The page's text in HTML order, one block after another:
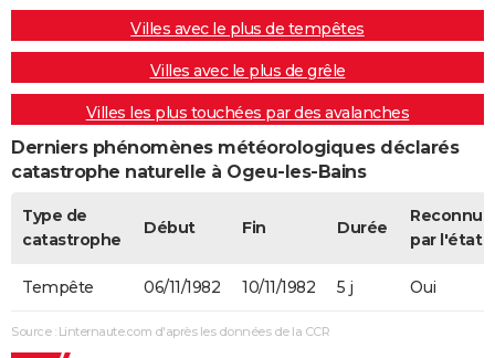
Villes avec le plus de tempêtes
Villes avec le plus de grêle
Villes les plus touchées par des avalanches
Derniers phénomènes météorologiques déclarés
catastrophe naturelle à Ogeu-les-Bains
Type de
catastrophe
Début Fin Durée
Reconnue
par l'état
Tempête 06/11/1982 10/11/1982 5 j Oui
Source : Linternaute.com d'après les données de la CCR